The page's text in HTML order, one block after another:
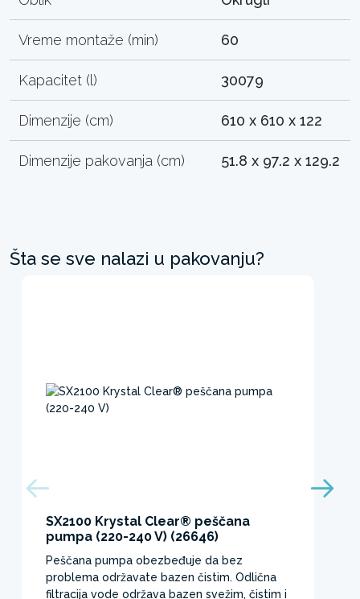
Vreme montaže (min) 60
Kapacitet (l) 30079
Dimenzije (cm) 610 x 610 x 122
Dimenzije pakovanja (cm) 51.8 x 97.2 x 129.2
Šta se sve nalazi u pakovanju?
SX2100 Krystal Clear® peščana
pumpa (220-240 V) (26646)
Peščana pumpa obezbeđuje da bez
problema održavate bazen čistim. Odlična
filtracija vode održava bazen svežim, čistim i